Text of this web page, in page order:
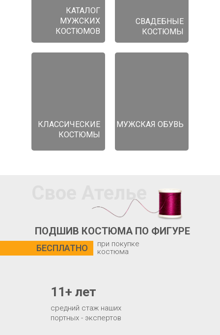
КАТАЛОГ
МУЖСКИХ
КОСТЮМОВ
СВАДЕБНЫЕ
КОСТЮМЫ
КЛАССИЧЕСКИЕ
КОСТЮМЫ
МУЖСКАЯ ОБУВЬ
Свое Ателье
ПОДШИВ КОСТЮМА ПО ФИГУРЕ
БЕСПЛАТНО
средний стаж наших
портных - экспертов
11+ лет
при покупке
костюма